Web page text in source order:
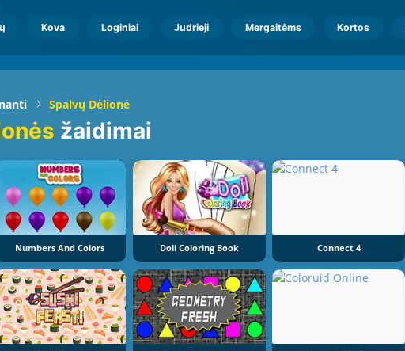
Kova Loginiai Judrieji Mergaitėms Kortos
Spalvų Dėlionė
žaidimai
Numbers And Colors Doll Coloring Book Connect 4